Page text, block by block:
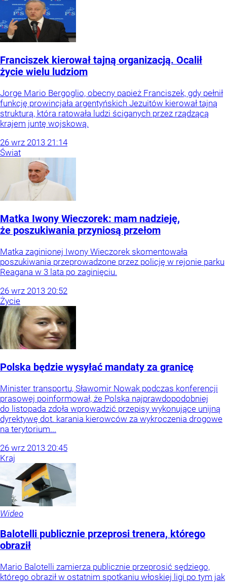
Franciszek kierował tajną organizacją. Ocalił
życie wielu ludziom
Jorge Mario Bergoglio, obecny papież Franciszek, gdy pełnił
funkcję prowincjała argentyńskich Jezuitów kierował tajną
strukturą, która ratowała ludzi ściganych przez rządzącą
krajem juntę wojskową.
26 wrz 2013 21:14
Świat
Matka Iwony Wieczorek: mam nadzieję,
że poszukiwania przyniosą przełom
Matka zaginionej Iwony Wieczorek skomentowała
poszukiwania przeprowadzone przez policję w rejonie parku
Reagana w 3 lata po zaginięciu.
26 wrz 2013 20:52
Życie
Polska będzie wysyłać mandaty za granicę
Minister transportu, Sławomir Nowak podczas konferencji
prasowej poinformował, że Polska najprawdopodobniej
do listopada zdoła wprowadzić przepisy wykonujące unijną
dyrektywę dot. karania kierowców za wykroczenia drogowe
na terytorium...
26 wrz 2013 20:45
Kraj
Wideo
Balotelli publicznie przeprosi trenera, którego
obraził
Mario Balotelli zamierza publicznie przeprosić sędziego,
którego obraził w ostatnim spotkaniu włoskiej ligi po tym jak